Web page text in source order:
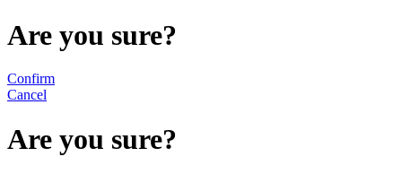
Are you sure?
Confirm
Cancel
Are you sure?